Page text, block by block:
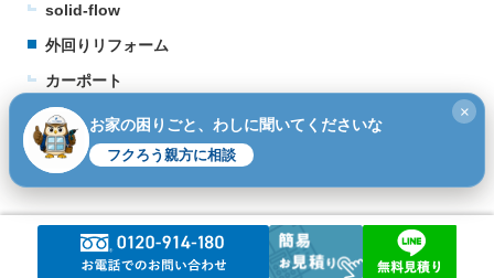
solid-flow
外回りリフォーム
カーポート
ウッドデッキ
テラス
窓・シャッター・玄関リフォームの専門店｜フクシマ建材. All rights reserved.
お家の困りごと、わしに聞いてくださいな
フクろう親方に相談
×